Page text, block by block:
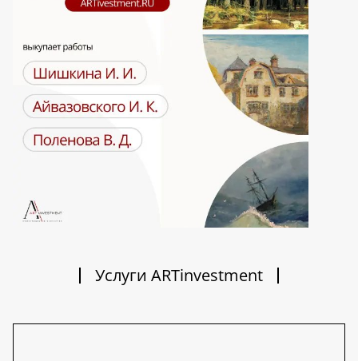
Услуги ARTinvestment